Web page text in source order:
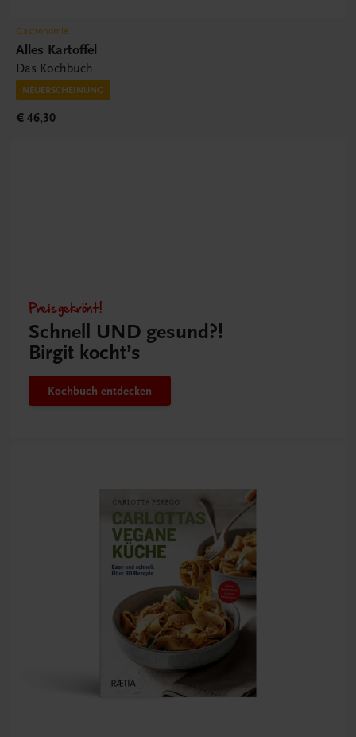
Gastronomie
Alles Kartoffel
Das Kochbuch
NEUERSCHEINUNG
€ 46,30
Preisgekrönt!
Schnell UND gesund?!
Birgit kocht’s
Kochbuch entdecken